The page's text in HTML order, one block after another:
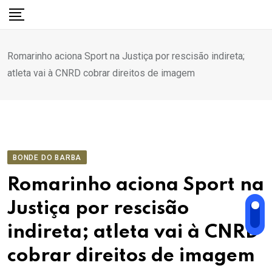
para
conteúdo
Romarinho aciona Sport na Justiça por rescisão indireta;
atleta vai à CNRD cobrar direitos de imagem
BONDE DO BARBA
Romarinho aciona Sport na
Justiça por rescisão
indireta; atleta vai à CNRD
cobrar direitos de imagem